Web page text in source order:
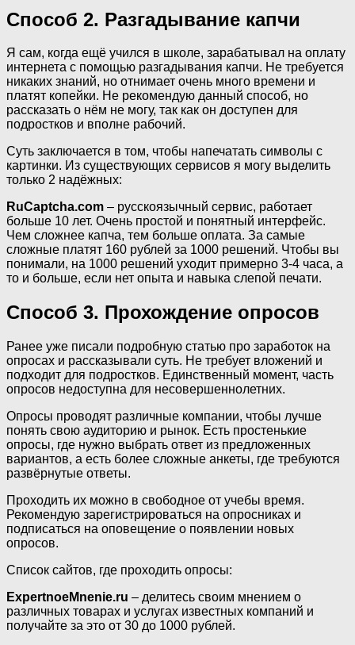
Способ 2. Разгадывание капчи
Я сам, когда ещё учился в школе, зарабатывал на оплату
интернета с помощью разгадывания капчи. Не требуется
никаких знаний, но отнимает очень много времени и
платят копейки. Не рекомендую данный способ, но
рассказать о нём не могу, так как он доступен для
подростков и вполне рабочий.
Суть заключается в том, чтобы напечатать символы с
картинки. Из существующих сервисов я могу выделить
только 2 надёжных:
RuCaptcha.com – русскоязычный сервис, работает
больше 10 лет. Очень простой и понятный интерфейс.
Чем сложнее капча, тем больше оплата. За самые
сложные платят 160 рублей за 1000 решений. Чтобы вы
понимали, на 1000 решений уходит примерно 3-4 часа, а
то и больше, если нет опыта и навыка слепой печати.
Способ 3. Прохождение опросов
Ранее уже писали подробную статью про заработок на
опросах и рассказывали суть. Не требует вложений и
подходит для подростков. Единственный момент, часть
опросов недоступна для несовершеннолетних.
Опросы проводят различные компании, чтобы лучше
понять свою аудиторию и рынок. Есть простенькие
опросы, где нужно выбрать ответ из предложенных
вариантов, а есть более сложные анкеты, где требуются
развёрнутые ответы.
Проходить их можно в свободное от учебы время.
Рекомендую зарегистрироваться на опросниках и
подписаться на оповещение о появлении новых
опросов.
Список сайтов, где проходить опросы:
ExpertnoeMnenie.ru – делитесь своим мнением о
различных товарах и услугах известных компаний и
получайте за это от 30 до 1000 рублей.